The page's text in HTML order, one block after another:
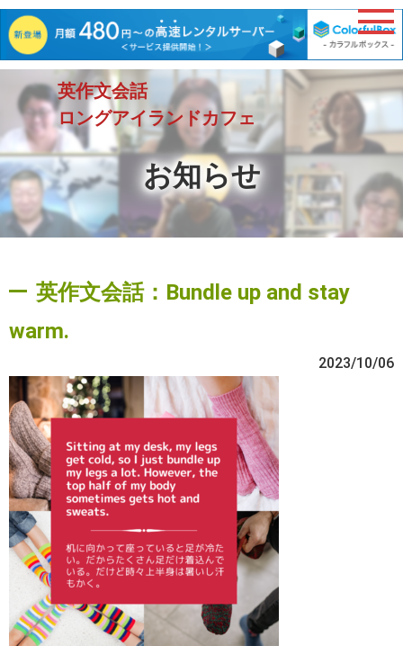
英作文会話
ロングアイランドカフェ
お知らせ
英作文会話：Bundle up and stay
warm.
2023/10/06